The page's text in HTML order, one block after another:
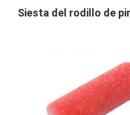
Siesta del rodillo de